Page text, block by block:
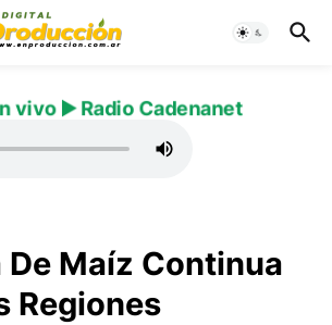
vivo ▶️ Radio Cadenanet
De Maíz Continua
Regiones